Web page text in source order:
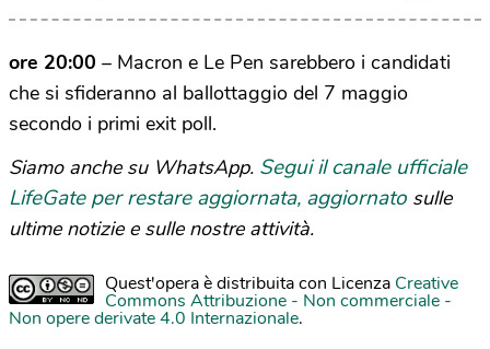
ore 20:00 – Macron e Le Pen sarebbero i candidati
che si sfideranno al ballottaggio del 7 maggio
secondo i primi exit poll.
Siamo anche su WhatsApp. Segui il canale ufficiale
LifeGate per restare aggiornata, aggiornato sulle
ultime notizie e sulle nostre attività.
Quest'opera è distribuita con Licenza Creative
Commons Attribuzione - Non commerciale -
Non opere derivate 4.0 Internazionale.